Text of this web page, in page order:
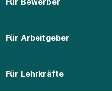
Für Arbeitgeber
Für Lehrkräfte